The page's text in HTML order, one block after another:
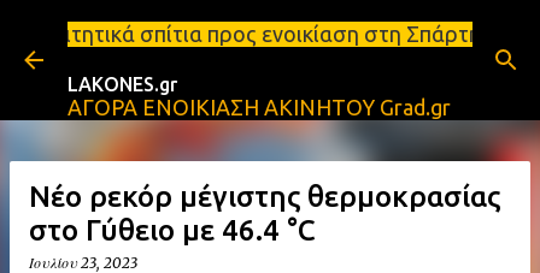
Μετάβαση στο κύριο περιεχόμενο
προς ενοικίαση στη Σπάρτη Ενοικιάσεις
LAKONES.gr
ΑΓΟΡΑ ΕΝΟΙΚΙΑΣΗ ΑΚΙΝΗΤΟΥ Grad.gr
Νέο ρεκόρ μέγιστης θερμοκρασίας
στο Γύθειο με 46.4 °C
Ιουλίου 23, 2023